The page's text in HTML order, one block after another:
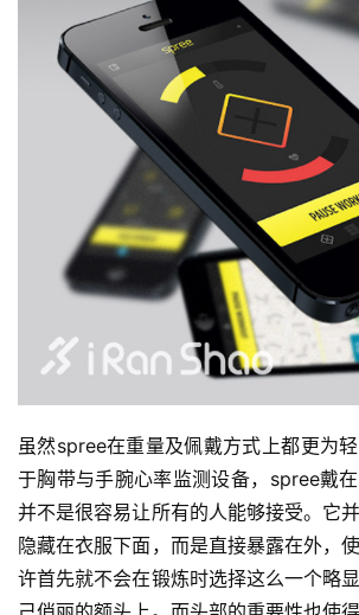
视
频
用
户
精
选
虽然spree在重量及佩戴方式上都更为
于胸带与手腕心率监测设备，spree戴
并不是很容易让所有的人能够接受。它
隐藏在衣服下面，而是直接暴露在外，
许首先就不会在锻炼时选择这么一个略